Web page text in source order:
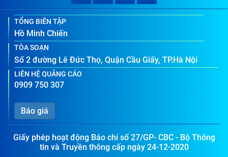
TỔNG BIÊN TẬP
Hồ Minh Chiến
TÒA SOẠN
Số 2 đường Lê Đức Thọ, Quận Cầu Giấy, TP.Hà Nội
LIÊN HỆ QUẢNG CÁO
0909 750 307
Báo giá
Giấy phép hoạt động Báo chí số 27/GP- CBC - Bộ Thông
tin và Truyền thông cấp ngày 24-12-2020